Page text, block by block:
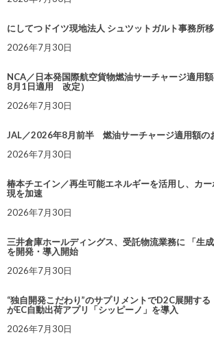
にしてつドイツ現地法人 シュツットガルト事務所
2026年7月30日
NCA／日本発国際航空貨物燃油サーチャージ適用
8月1日適用 改定）
2026年7月30日
JAL／2026年8月前半 燃油サーチャージ適用額の
2026年7月30日
椿本チエイン／再生可能エネルギーを活用し、カ
現を加速
2026年7月30日
三井倉庫ホールディングス、受託物流業務に 「生
を開発・導入開始
2026年7月30日
“独自開発こだわり”のサプリメントでD2C展開する
がEC自動出荷アプリ「シッピーノ」を導入
2026年7月30日